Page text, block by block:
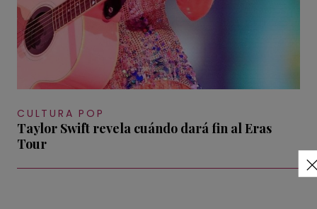
CULTURA POP
Taylor Swift revela cuándo dará fin al Eras
Tour